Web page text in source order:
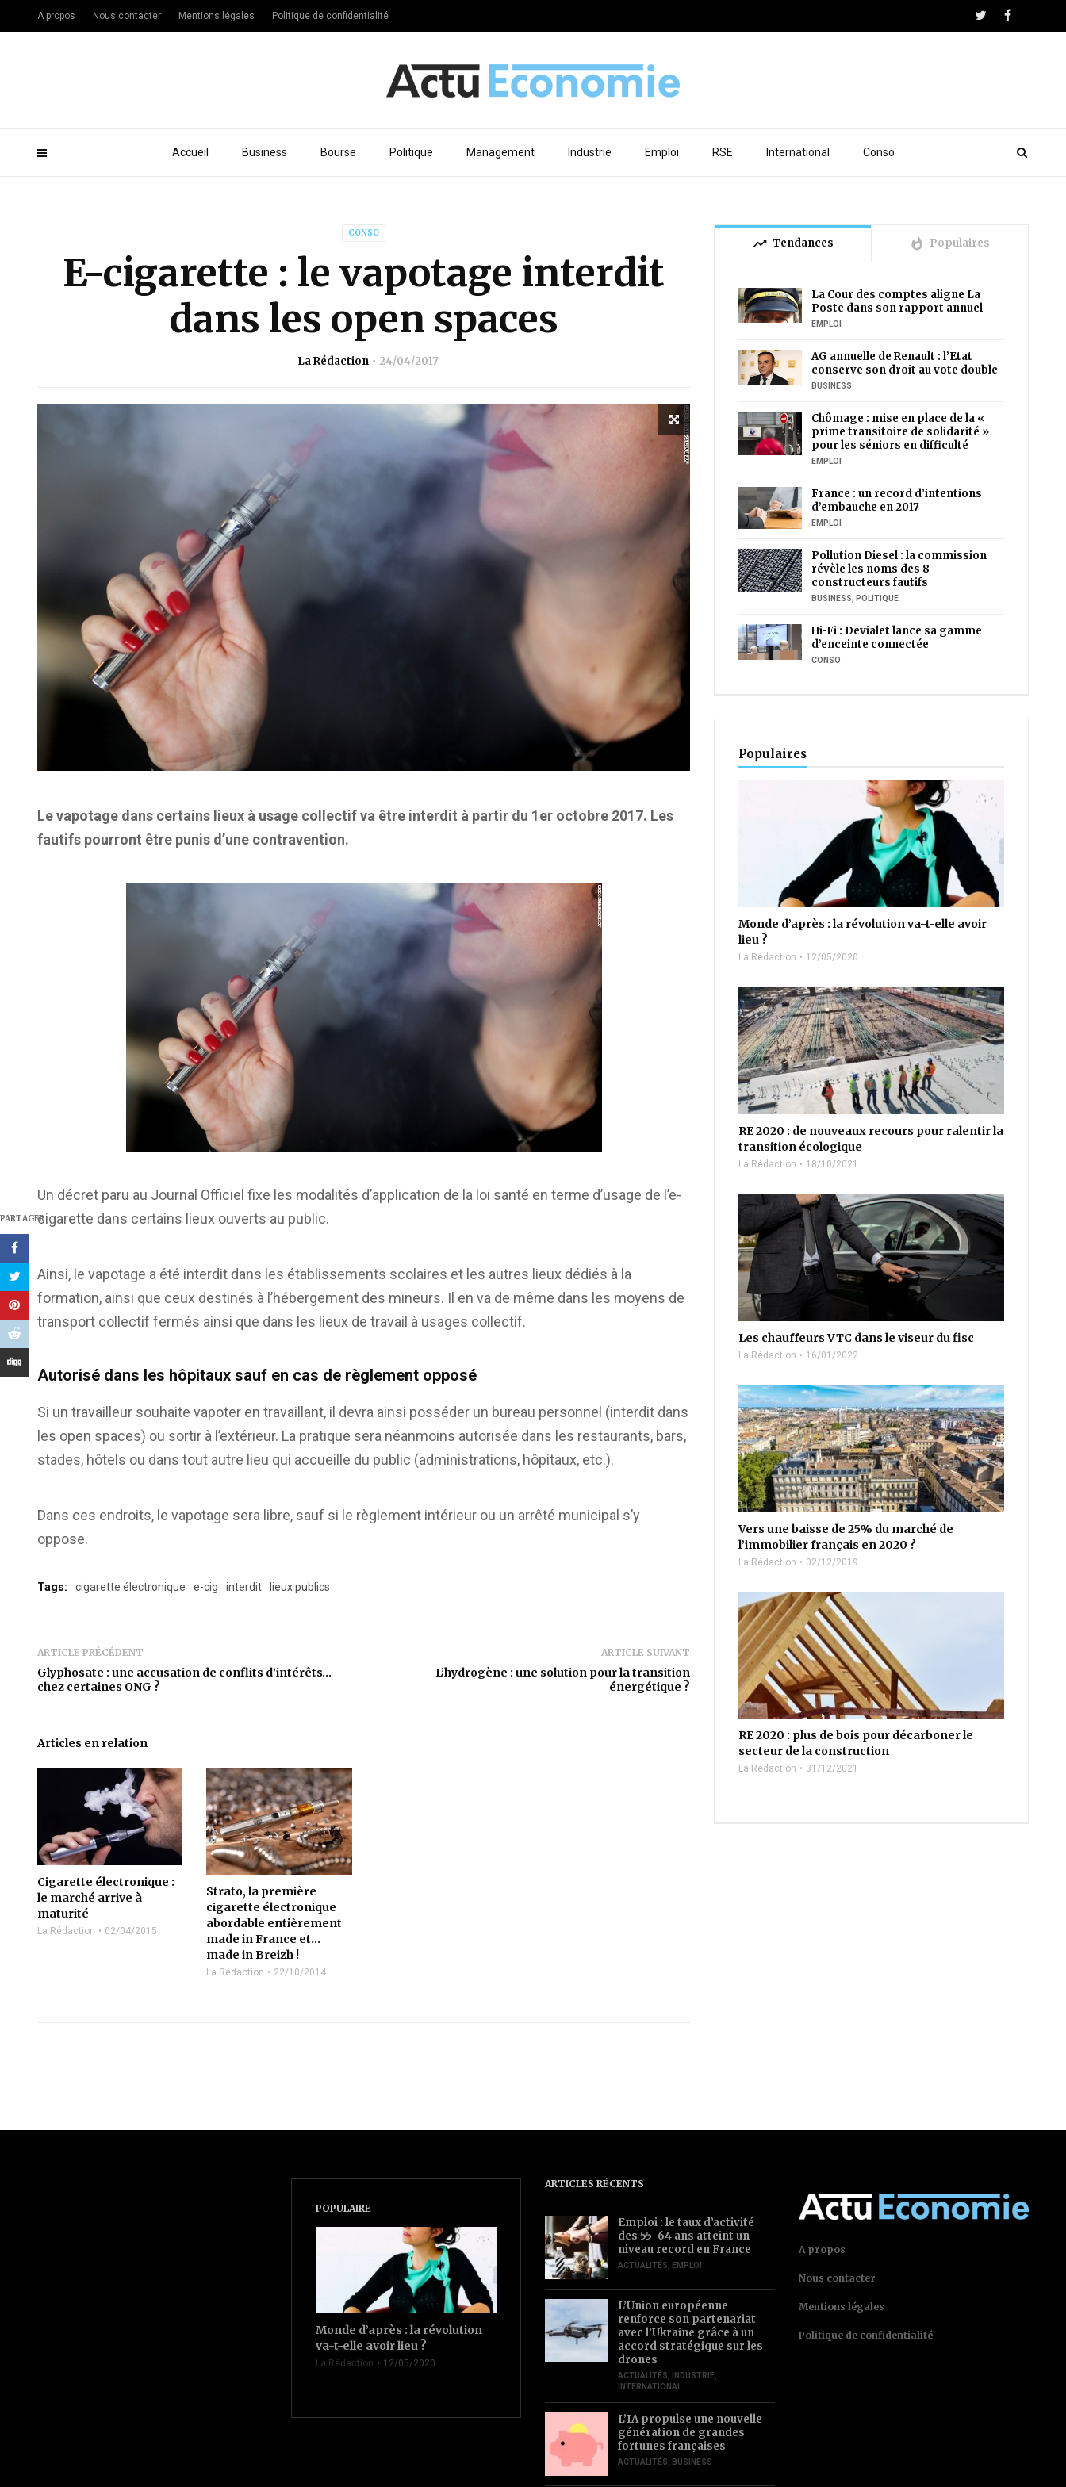
Accueil Business Bourse Politique Management Industrie Emploi RSE International Conso
A propos Nous contacter Mentions légales Politique de confidentialité
CONSO
E-cigarette : le vapotage interdit
dans les open spaces
La Rédaction 24/04/2017
PARTAGER
Le vapotage dans certains lieux à usage collectif va être interdit à partir du 1er octobre 2017. Les
fautifs pourront être punis d’une contravention.
Un décret paru au Journal Officiel fixe les modalités d’application de la loi santé en terme d’usage de l’e-
cigarette dans certains lieux ouverts au public.
Ainsi, le vapotage a été interdit dans les établissements scolaires et les autres lieux dédiés à la
formation, ainsi que ceux destinés à l’hébergement des mineurs. Il en va de même dans les moyens de
transport collectif fermés ainsi que dans les lieux de travail à usages collectif.
Autorisé dans les hôpitaux sauf en cas de règlement opposé
Si un travailleur souhaite vapoter en travaillant, il devra ainsi posséder un bureau personnel (interdit dans
les open spaces) ou sortir à l’extérieur. La pratique sera néanmoins autorisée dans les restaurants, bars,
stades, hôtels ou dans tout autre lieu qui accueille du public (administrations, hôpitaux, etc.).
Dans ces endroits, le vapotage sera libre, sauf si le règlement intérieur ou un arrêté municipal s’y
oppose.
Tags: cigarette électronique e-cig interdit lieux publics
ARTICLE PRÉCÉDENT
Glyphosate : une accusation de conflits d’intérêts…
chez certaines ONG ?
ARTICLE SUIVANT
L’hydrogène : une solution pour la transition
énergétique ?
Articles en relation
Cigarette électronique :
le marché arrive à
maturité
La Rédaction 02/04/2015
Strato, la première
cigarette électronique
abordable entièrement
made in France et…
made in Breizh !
La Rédaction 22/10/2014
trending_up Tendances whatshot Populaires
La Cour des comptes aligne La
Poste dans son rapport annuel
EMPLOI
AG annuelle de Renault : l’Etat
conserve son droit au vote double
BUSINESS
Chômage : mise en place de la «
prime transitoire de solidarité »
pour les séniors en difficulté
EMPLOI
France : un record d’intentions
d’embauche en 2017
EMPLOI
Pollution Diesel : la commission
révèle les noms des 8
constructeurs fautifs
BUSINESS, POLITIQUE
Hi-Fi : Devialet lance sa gamme
d’enceinte connectée
CONSO
Populaires
Monde d’après : la révolution va-t-elle avoir
lieu ?
La Rédaction 12/05/2020
RE 2020 : de nouveaux recours pour ralentir la
transition écologique
La Rédaction 18/10/2021
Les chauffeurs VTC dans le viseur du fisc
La Rédaction 16/01/2022
Vers une baisse de 25% du marché de
l’immobilier français en 2020 ?
La Rédaction 02/12/2019
RE 2020 : plus de bois pour décarboner le
secteur de la construction
La Rédaction 31/12/2021
POPULAIRE
Monde d’après : la révolution
va-t-elle avoir lieu ?
La Rédaction 12/05/2020
ARTICLES RÉCENTS
Emploi : le taux d’activité
des 55-64 ans atteint un
niveau record en France
ACTUALITÉS, EMPLOI
L’Union européenne
renforce son partenariat
avec l’Ukraine grâce à un
accord stratégique sur les
drones
ACTUALITÉS, INDUSTRIE,
INTERNATIONAL
L’IA propulse une nouvelle
génération de grandes
fortunes françaises
ACTUALITÉS, BUSINESS
A propos
Nous contacter
Mentions légales
Politique de confidentialité